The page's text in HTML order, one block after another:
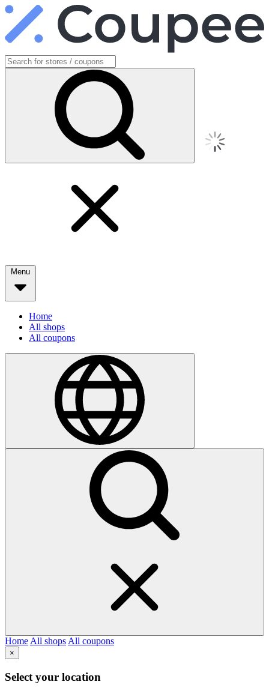
Menu
Home
All shops
All coupons
Home All shops All coupons
×
Select your location